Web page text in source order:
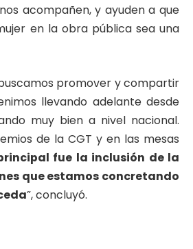
acompañen, y ayuden a que
en la obra pública sea una
promover y compartir
llevando adelante desde
muy bien a nivel nacional.
de la CGT y en las mesas
fue la inclusión de la
que estamos concretando
”, concluyó.